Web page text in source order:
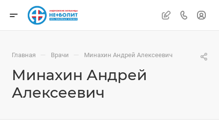
Главная — Врачи — Минахин Андрей Алексеевич
Минахин Андрей
Алексеевич